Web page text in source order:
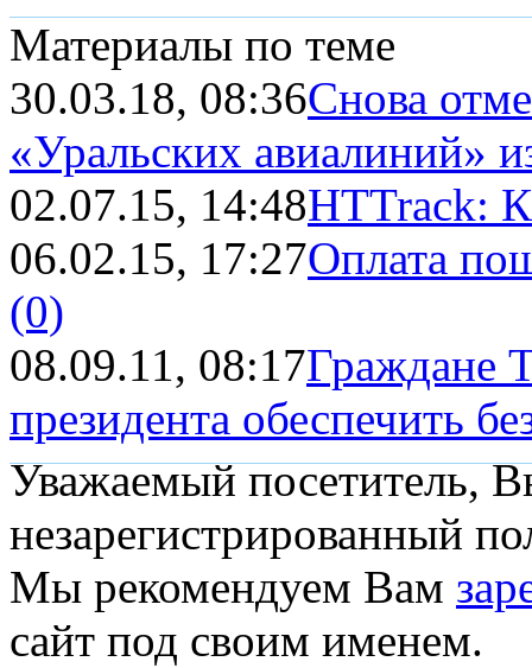
Материалы по теме
30.03.18, 08:36Снова
«Уральских авиалиний»
02.07.15, 14:48HTTrack:
06.02.15, 17:27Оплата
(0)
08.09.11, 08:17Граждане
президента обеспечить
Уважаемый посетитель,
незарегистрированный
Мы рекомендуем Вам
сайт под своим именем.